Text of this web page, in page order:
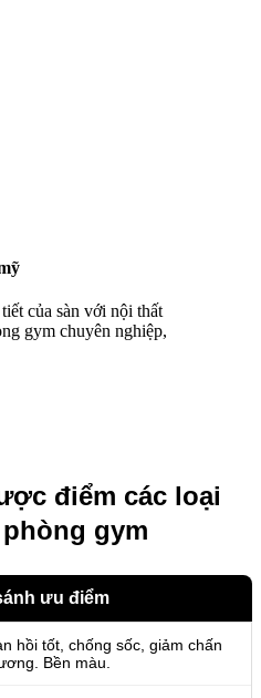
của sàn với nội thất
gym chuyên nghiệp,
điểm các loại
gym
ưu điểm
hồi tốt, chống sốc, giảm chấn
Bền màu.